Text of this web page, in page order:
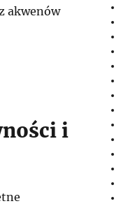
akwenów
i